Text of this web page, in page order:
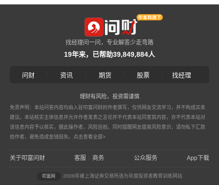
找经理问一问，专业解答少走弯路
19年来，已帮助39,849,884人
问财 资讯 期货 股票 找经理
理财有风险，投资需谨慎
免责声明：本站问答内容均由入驻叩富问财的作者撰写，仅供网友交流学习，并不构成买卖
建议。本站核实主体信息并允许作者发表之言论并不代表本站同意其内容，亦不代表本站对
该信息内容予以核实，据此操作者，风险自担。同时提醒网友提高风险意识，请勿私下汇款
给作者，避免造成金钱损失。 点击查看全部>
关于叩富问财 客服 商务 公众服务 App下载
叩富网 2008年被上海证券交易所选为年度投资者教育训练网站